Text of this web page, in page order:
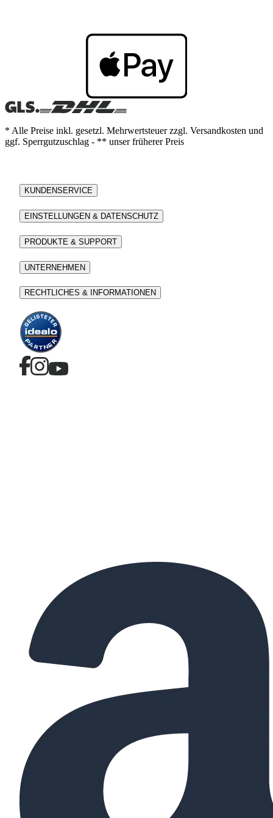
* Alle Preise inkl. gesetzl. Mehrwertsteuer zzgl. Versandkosten und
ggf. Sperrgutzuschlag - ** unser früherer Preis
KUNDENSERVICE
EINSTELLUNGEN & DATENSCHUTZ
PRODUKTE & SUPPORT
UNTERNEHMEN
RECHTLICHES & INFORMATIONEN